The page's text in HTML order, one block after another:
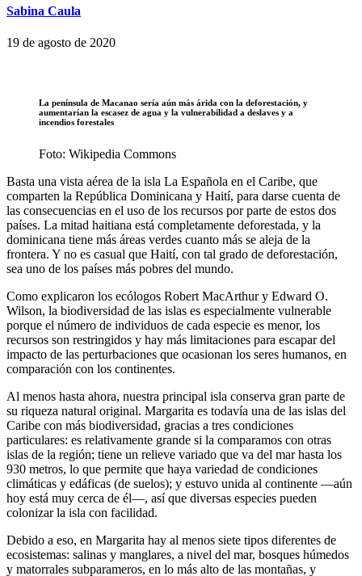
Sabina Caula
19 de agosto de 2020
La península de Macanao sería aún más árida con la deforestación, y
aumentarían la escasez de agua y la vulnerabilidad a deslaves y a
incendios forestales
Foto: Wikipedia Commons
Basta una vista aérea de la isla La Española en el Caribe, que
comparten la República Dominicana y Haití, para darse cuenta de
las consecuencias en el uso de los recursos por parte de estos dos
países. La mitad haitiana está completamente deforestada, y la
dominicana tiene más áreas verdes cuanto más se aleja de la
frontera. Y no es casual que Haití, con tal grado de deforestación,
sea uno de los países más pobres del mundo.
Como explicaron los ecólogos Robert MacArthury Edward O.
Wilson, la biodiversidad de las islas es especialmente vulnerable
porque el número de individuos de cada especie es menor, los
recursos son restringidos y hay más limitaciones para escapar del
impacto de las perturbaciones que ocasionan los seres humanos, en
comparación con los continentes.
Al menos hasta ahora, nuestra principal isla conserva gran parte de
su riqueza natural original. Margarita es todavía una de las islas del
Caribe con más biodiversidad, gracias a tres condiciones
particulares: es relativamente grande si la comparamos con otras
islas de la región; tiene un relieve variado que va del mar hasta los
930 metros, lo que permite que haya variedad de condiciones
climáticas y edáficas (de suelos); y estuvo unida al continente —aún
hoy está muy cerca de él—, así que diversas especies pueden
colonizar la isla con facilidad.
Debido a eso, en Margarita hay al menos siete tipos diferentes de
ecosistemas: salinas y manglares, a nivel del mar, bosques húmedos
y matorrales subparameros, en lo más alto de las montañas, y